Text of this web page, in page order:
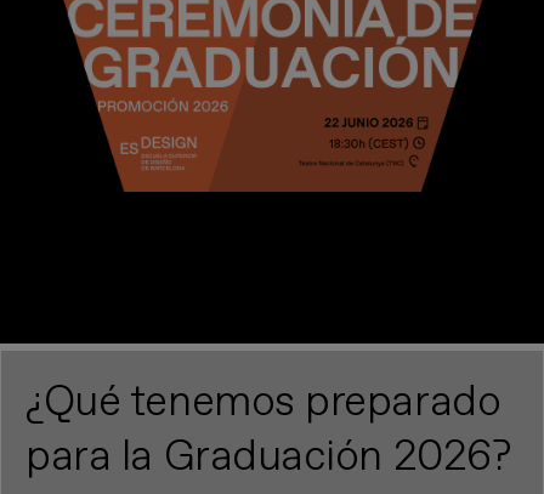
¿Qué tenemos preparado
para la Graduación 2026?